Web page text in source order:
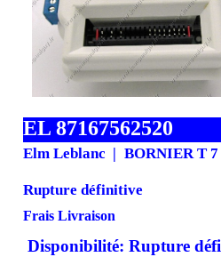
EL 87167562520
Elm Leblanc BORNIER T
Rupture définitive
Frais Livraison
Disponibilité: Rupture